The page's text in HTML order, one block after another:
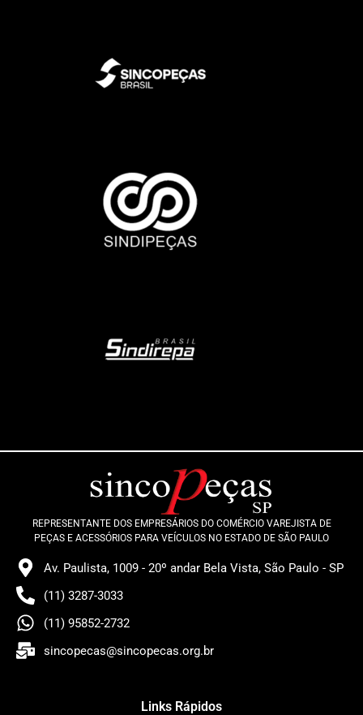
REPRESENTANTE DOS EMPRESÁRIOS DO COMÉRCIO VAREJISTA DE
PEÇAS E ACESSÓRIOS PARA VEÍCULOS NO ESTADO DE SÃO PAULO
Av. Paulista, 1009 - 20º andar Bela Vista, São Paulo - SP
(11) 3287-3033
(11) 95852-2732
sincopecas@sincopecas.org.br
Links Rápidos